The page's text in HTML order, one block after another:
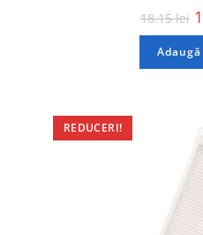
18.15lei
REDUCERI!